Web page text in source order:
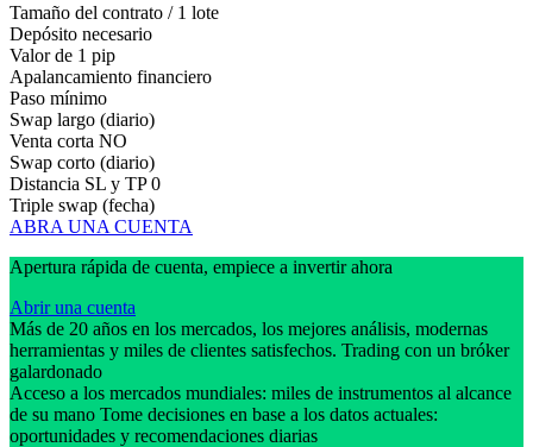
Tamaño del contrato / 1 lote
Depósito necesario
Valor de 1 pip
Apalancamiento financiero
Paso mínimo
Swap largo (diario)
Venta corta NO
Swap corto (diario)
Distancia SL y TP 0
Triple swap (fecha)
ABRA UNA CUENTA
Apertura rápida de cuenta, empiece a invertir ahora
Abrir una cuenta
Más de 20 años en los mercados, los mejores análisis, modernas
herramientas y miles de clientes satisfechos. Trading con un bróker
galardonado
Acceso a los mercados mundiales: miles de instrumentos al alcance
de su mano Tome decisiones en base a los datos actuales:
oportunidades y recomendaciones diarias